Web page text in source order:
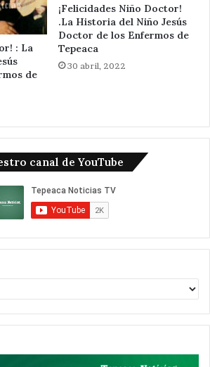
: La
de
¡Felicidades Niño Doctor!
.La Historia del Niño Jesús
Doctor de los Enfermos de
Tepeaca
30 abril, 2022
canal de YouTube